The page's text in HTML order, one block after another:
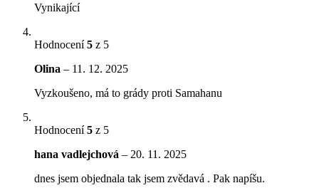
Vynikající
Hodnocení5 z 5
Olina – 11. 12. 2025
Vyzkoušeno, má to grády proti Samahanu
Hodnocení5 z 5
hana vadlejchová – 20. 11. 2025
dnes jsem objednala tak jsem zvědavá . Pak napíšu.